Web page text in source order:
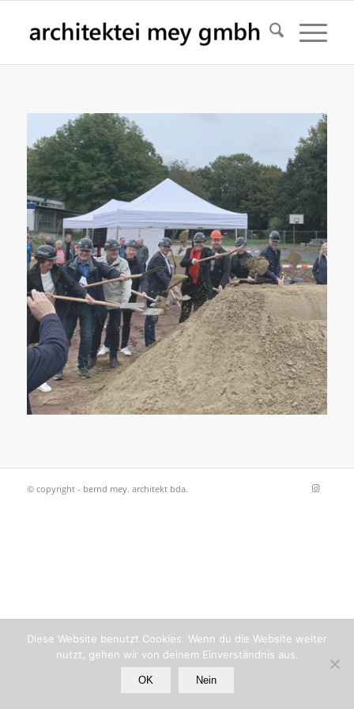
© copyright - bernd mey. architekt bda.
Diese Website benutzt Cookies. Wenn du die Website weiter
nutzt, gehen wir von deinem Einverständnis aus.
OK Nein